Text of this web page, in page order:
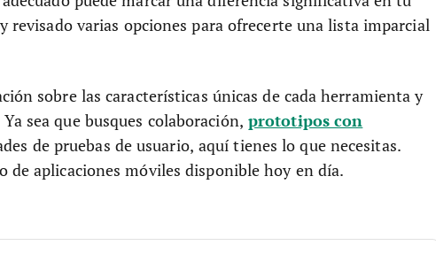
revisado varias opciones para ofrecerte una lista imparcial
sobre las características únicas de cada herramienta y
sea que busques colaboración, prototipos con
de pruebas de usuario, aquí tienes lo que necesitas.
de aplicaciones móviles disponible hoy en día.